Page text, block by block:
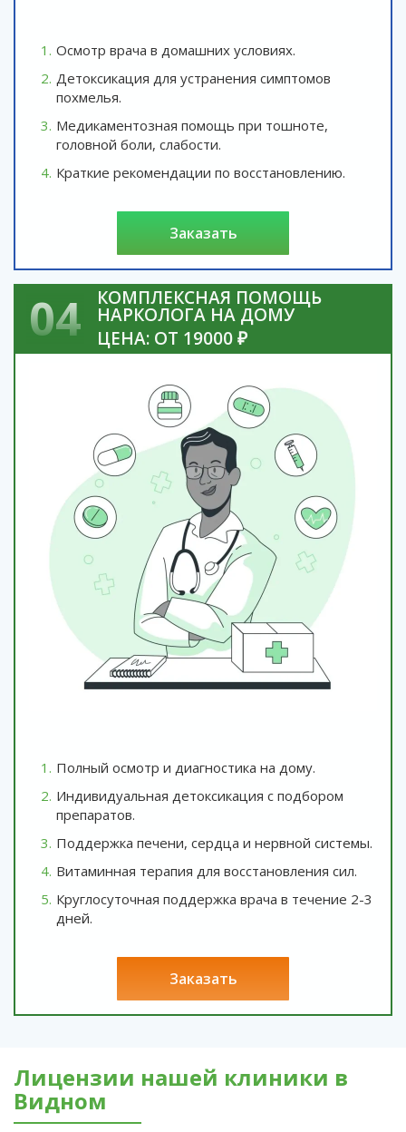
Осмотр врача в домашних условиях.
Детоксикация для устранения симптомов
похмелья.
Медикаментозная помощь при тошноте,
головной боли, слабости.
Краткие рекомендации по восстановлению.
заказать
04 КОМПЛЕКСНАЯ ПОМОЩЬ
НАРКОЛОГА НА ДОМУ
ЦЕНА: ОТ 19000 ₽
Полный осмотр и диагностика на дому.
Индивидуальная детоксикация с подбором
препаратов.
Поддержка печени, сердца и нервной системы.
Витаминная терапия для восстановления сил.
Круглосуточная поддержка врача в течение 2-3
дней.
заказать
Лицензии нашей клиники в
Видном